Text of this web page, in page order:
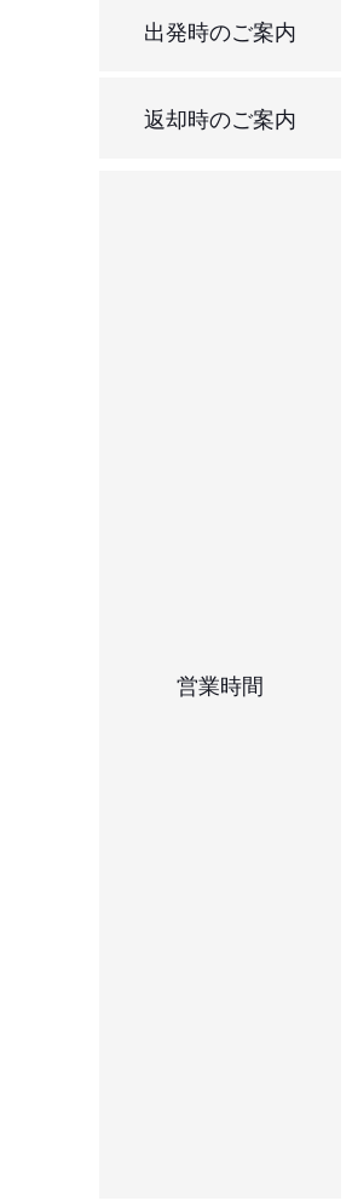
出発時のご案内
返却時のご案内
営業時間